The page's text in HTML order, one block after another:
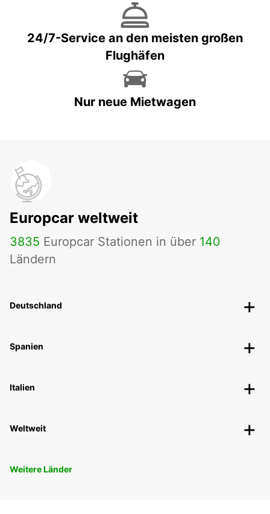
24/7-Service an den meisten großen
Flughäfen
Nur neue Mietwagen
Europcar weltweit
3835 Europcar Stationen in über 140
Ländern
Deutschland
Spanien
Italien
Weltweit
Weitere Länder